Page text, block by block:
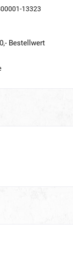
13323
Bestellwert